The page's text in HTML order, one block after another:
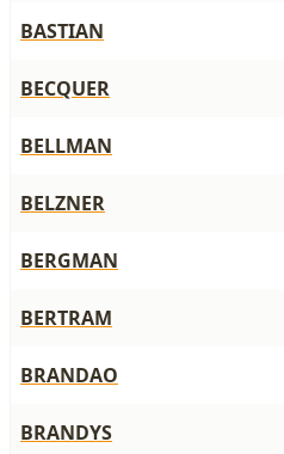
BASTIAN
BECQUER
BELLMAN
BELZNER
BERGMAN
BERTRAM
BRANDAO
BRANDYS